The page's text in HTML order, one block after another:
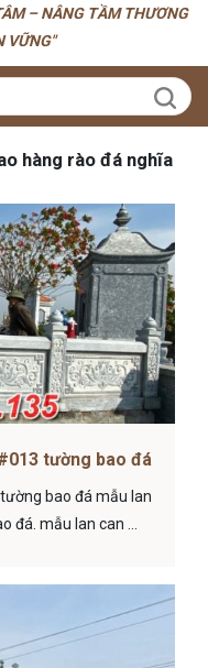
– NÂNG TẦM THƯƠNG
VỮNG"
hàng rào đá nghĩa
tường bao đá
bao đá mẫu lan
đá. mẫu lan can ...